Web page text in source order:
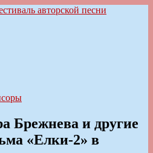
песни
Брежнева и другие
«Елки-2» в